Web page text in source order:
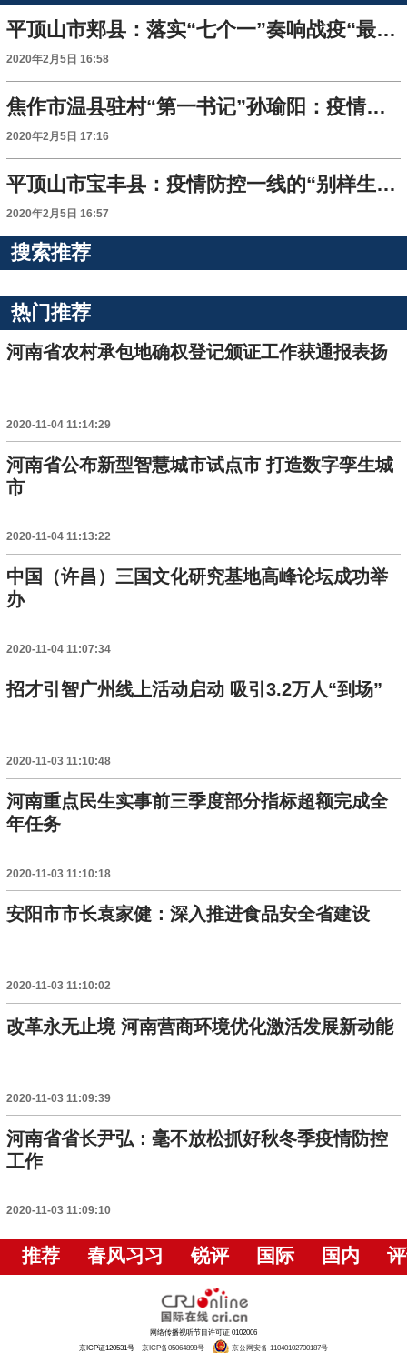
平顶山市郏县：落实“七个一”奏响战疫“最强音”
2020年2月5日 16:58
焦作市温县驻村“第一书记”孙瑜阳：疫情不退我不撤
2020年2月5日 17:16
平顶山市宝丰县：疫情防控一线的“别样生日”
2020年2月5日 16:57
搜索推荐
热门推荐
河南省农村承包地确权登记颁证工作获通报表扬
2020-11-04 11:14:29
河南省公布新型智慧城市试点市 打造数字孪生城
市
2020-11-04 11:13:22
中国（许昌）三国文化研究基地高峰论坛成功举
办
2020-11-04 11:07:34
招才引智广州线上活动启动 吸引3.2万人“到场”
2020-11-03 11:10:48
河南重点民生实事前三季度部分指标超额完成全
年任务
2020-11-03 11:10:18
安阳市市长袁家健：深入推进食品安全省建设
2020-11-03 11:10:02
改革永无止境 河南营商环境优化激活发展新动能
2020-11-03 11:09:39
河南省省长尹弘：毫不放松抓好秋冬季疫情防控
工作
2020-11-03 11:09:10
推荐 春风习习 锐评 国际 国内
网络传播视听节目许可证 0102006
京ICP证120531号 京ICP备05064898号 京公网安备 11040102700187号